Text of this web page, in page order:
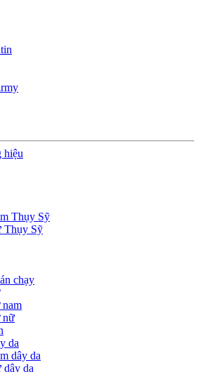
hiệu
Thụy Sỹ
Thụy Sỹ
chạy
nữ
da
dây da
da